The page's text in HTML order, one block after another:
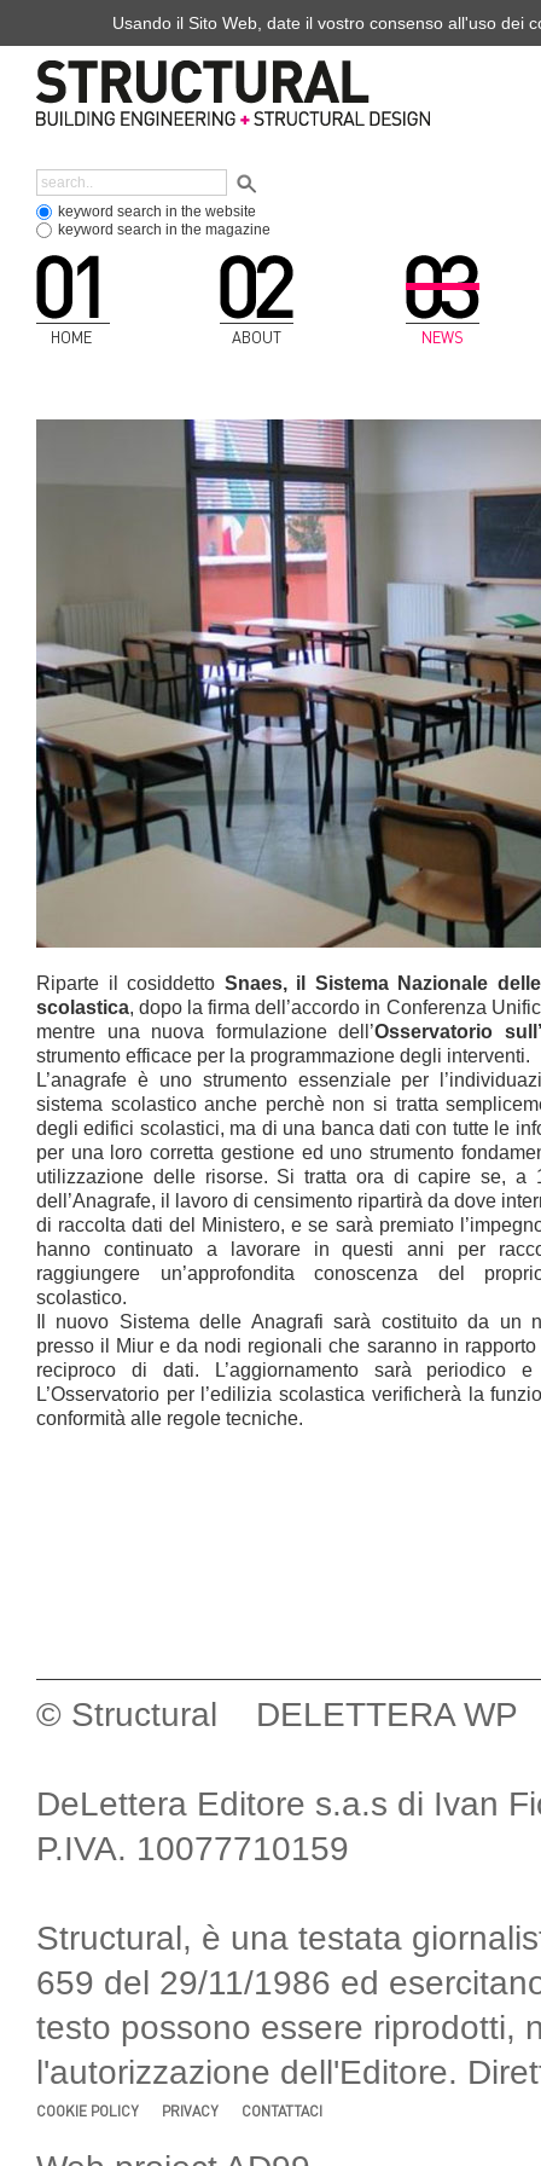
keyword search in the website
keyword search in the magazine
HOME ABOUT NEWS
Riparte il cosiddetto Snaes, il Sistema Nazionale
scolastica, dopo la firma dell’accordo in Conferenza
mentre una nuova formulazione dell’Osservatorio
strumento efficace per la programmazione degli interventi.
L’anagrafe è uno strumento essenziale per
sistema scolastico anche perchè non si tratta
degli edifici scolastici, ma di una banca dati con tutte le
per una loro corretta gestione ed uno strumento
utilizzazione delle risorse. Si tratta ora di capire se, a
dell’Anagrafe, il lavoro di censimento ripartirà da dove
di raccolta dati del Ministero, e se sarà premiato
hanno continuato a lavorare in questi anni per
raggiungere un’approfondita conoscenza del
scolastico.
Il nuovo Sistema delle Anagrafi sarà costituito da un
presso il Miur e da nodi regionali che saranno in
reciproco di dati. L’aggiornamento sarà periodico
L’Osservatorio per l’edilizia scolastica verificherà la
conformità alle regole tecniche.
© Structural DELETTERA WP
DeLettera Editore s.a.s di Ivan
P.IVA. 10077710159
Structural, è una testata
659 del 29/11/1986 ed
testo possono essere riprodotti,
l'autorizzazione dell'Editore.
COOKIE POLICY PRIVACY CONTATTACI
Usando il Sito Web, date il vostro consenso all'uso